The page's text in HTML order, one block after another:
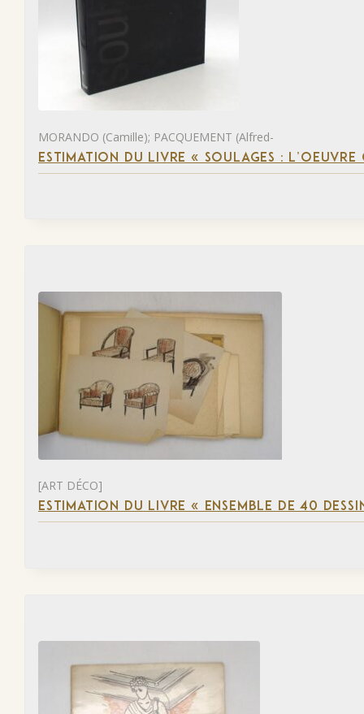
MORANDO (Camille); PACQUEMENT (Alfred-
ESTIMATION DU LIVRE « SOULAGES :
[ART DÉCO]
ESTIMATION DU LIVRE « ENSEMBLE DE 40